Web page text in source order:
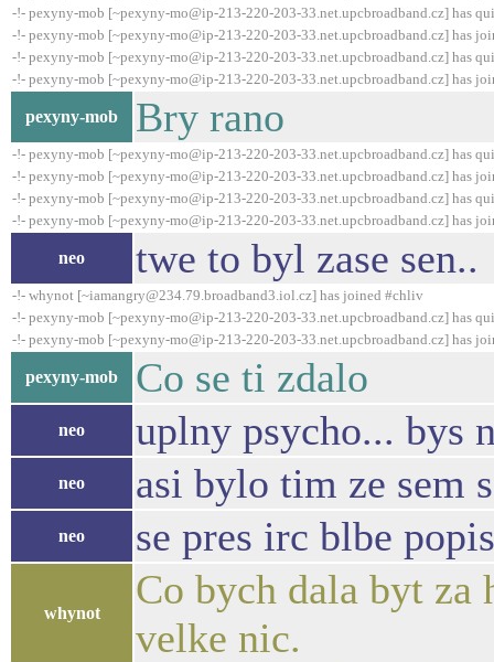
-!- pexyny-mob [~pexyny-mo@ip-213-220-203-33.net.upcbroadband.cz] has
-!- pexyny-mob [~pexyny-mo@ip-213-220-203-33.net.upcbroadband.cz] has
-!- pexyny-mob [~pexyny-mo@ip-213-220-203-33.net.upcbroadband.cz] has
-!- pexyny-mob [~pexyny-mo@ip-213-220-203-33.net.upcbroadband.cz] has
pexyny-mob Bry rano
-!- pexyny-mob [~pexyny-mo@ip-213-220-203-33.net.upcbroadband.cz] has
-!- pexyny-mob [~pexyny-mo@ip-213-220-203-33.net.upcbroadband.cz] has
-!- pexyny-mob [~pexyny-mo@ip-213-220-203-33.net.upcbroadband.cz] has
-!- pexyny-mob [~pexyny-mo@ip-213-220-203-33.net.upcbroadband.cz] has
neo twe to byl zase sen..
-!- whynot [~iamangry@234.79.broadband3.iol.cz] has joined #chliv
-!- pexyny-mob [~pexyny-mo@ip-213-220-203-33.net.upcbroadband.cz] has
-!- pexyny-mob [~pexyny-mo@ip-213-220-203-33.net.upcbroadband.cz] has
pexyny-mob Co se ti zdalo
neo uplny psycho... bys
neo asi bylo tim ze sem
neo se pres irc blbe
whynot
Co bych dala byt za
velke nic.